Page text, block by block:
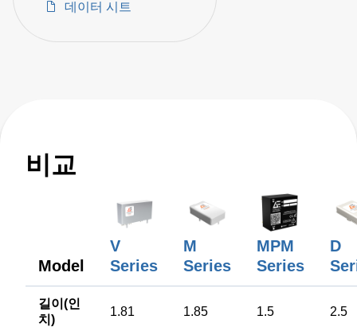
데이터 시트
비교
Model
V
Series
M
Series
MPM
Series
D
길이(인
치)
1.81 1.85 1.5 2.5